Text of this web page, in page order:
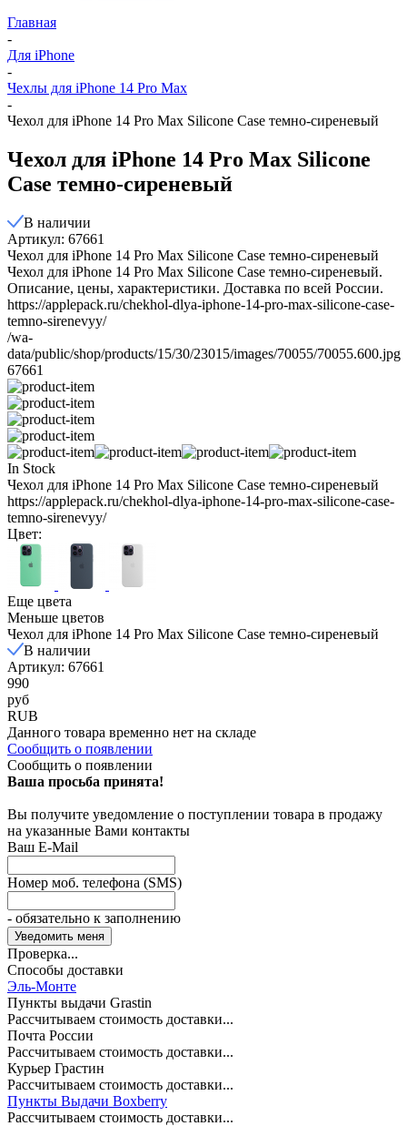
Главная
-
Для iPhone
-
Чехлы для iPhone 14 Pro Max
-
Чехол для iPhone 14 Pro Max Silicone Case темно-сиреневый
Чехол для iPhone 14 Pro Max Silicone
Case темно-сиреневый
В наличии
Артикул: 67661
Чехол для iPhone 14 Pro Max Silicone Case темно-сиреневый
Чехол для iPhone 14 Pro Max Silicone Case темно-сиреневый.
Описание, цены, характеристики. Доставка по всей России.
https://applepack.ru/chekhol-dlya-iphone-14-pro-max-silicone-case-
temno-sirenevyy/
/wa-
data/public/shop/products/15/30/23015/images/70055/70055.600.jpg
67661
In Stock
Чехол для iPhone 14 Pro Max Silicone Case темно-сиреневый
https://applepack.ru/chekhol-dlya-iphone-14-pro-max-silicone-case-
temno-sirenevyy/
Цвет:
Еще цвета
Меньше цветов
Чехол для iPhone 14 Pro Max Silicone Case темно-сиреневый
В наличии
Артикул: 67661
990
руб
RUB
Данного товара временно нет на складе
Сообщить о появлении
Сообщить о появлении
Ваша просьба принята!
Вы получите уведомление о поступлении товара в продажу
на указанные Вами контакты
Ваш E-Mail
Номер моб. телефона (SMS)
- обязательно к заполнению
Проверка...
Способы доставки
Эль-Монте
Пункты выдачи Grastin
Рассчитываем стоимость доставки...
Почта России
Рассчитываем стоимость доставки...
Курьер Грастин
Рассчитываем стоимость доставки...
Пункты Выдачи Boxberry
Рассчитываем стоимость доставки...